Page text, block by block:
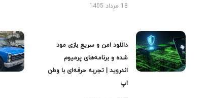
18 مرداد 1405
دانلود امن و سریع بازی مود
شده و برنامه‌های پرمیوم
اندروید | تجربه حرفه‌ای با وطن
اپ